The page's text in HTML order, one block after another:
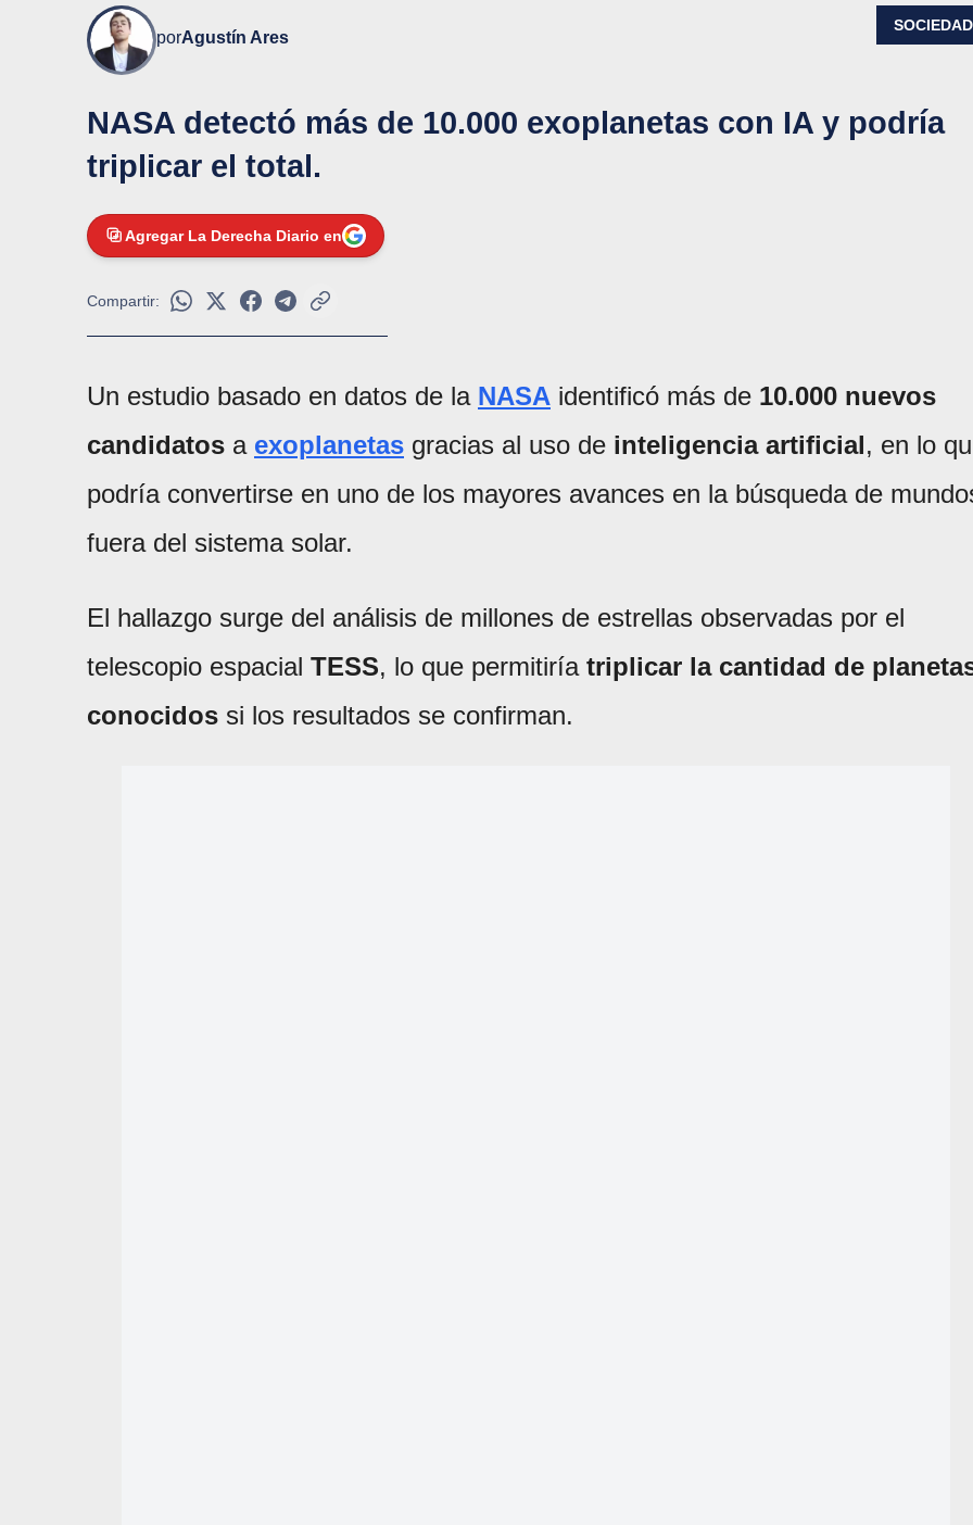
porAgustín Ares
SOCIEDAD
NASA detectó más de 10.000 exoplanetas con IA y podría
triplicar el total.
Agregar La Derecha Diario en
Compartir:
Un estudio basado en datos de la NASA identificó más de 10.000 nuevos
candidatos a exoplanetas gracias al uso de inteligencia artificial, en lo
podría convertirse en uno de los mayores avances en la búsqueda de
fuera del sistema solar.
El hallazgo surge del análisis de millones de estrellas observadas por el
telescopio espacial TESS, lo que permitiría triplicar la cantidad de
conocidos si los resultados se confirman.